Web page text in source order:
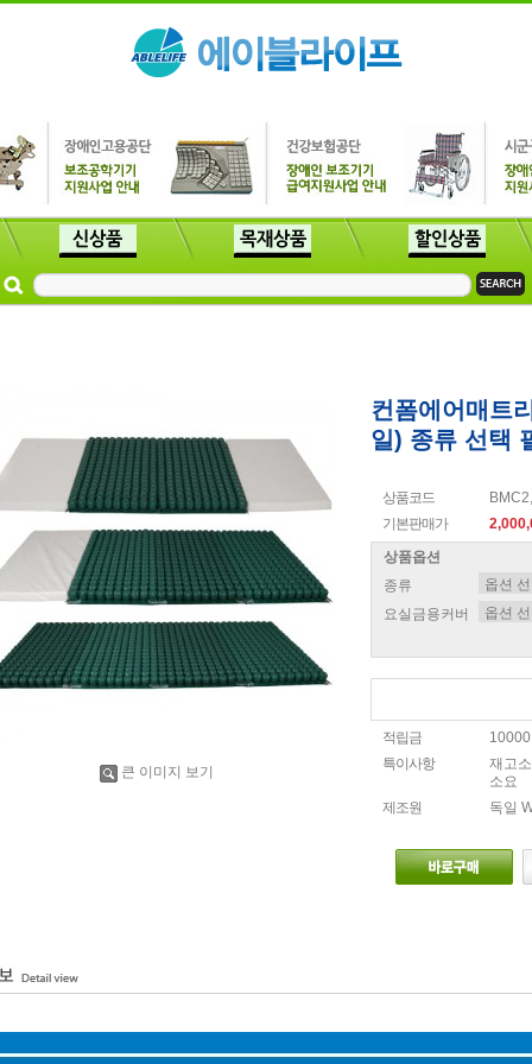
큰 이미지 보기
컨폼에어매트
일) 종류 선택
상품코드
기본판매가
상품옵션
종류
요실금용커버
적립금
특이사항
재고
소요
제조원
독일